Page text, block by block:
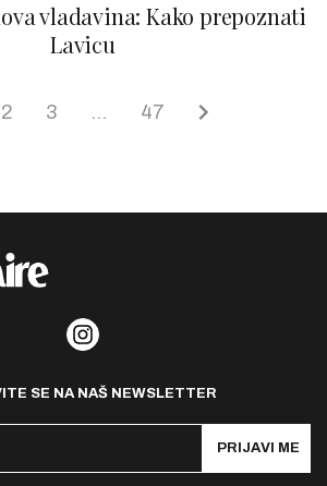
vladavina: Kako prepoznati
Lavicu
2 3 … 47
SE NA NAŠ NEWSLETTER
PRIJAVI ME